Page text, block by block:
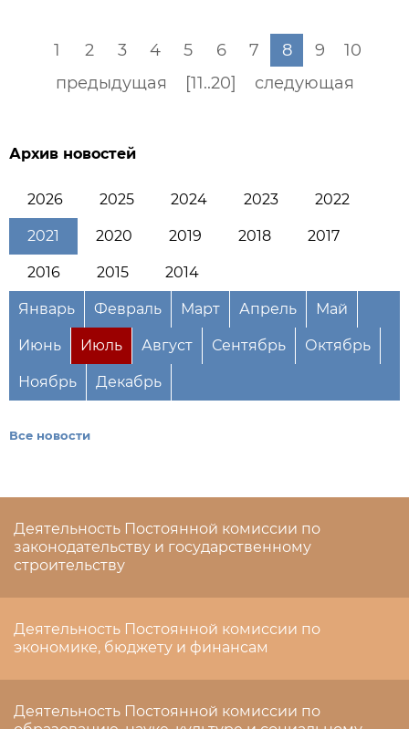
предыдущая
1 2 3 4 5 6 7 8 9
10
[11..20]
следующая
Архив новостей
2026 2025 2024 2023 2022
2021 2020 2019 2018 2017
2016 2015 2014
Январь Февраль Март Апрель Май
Июнь Июль Август Сентябрь Октябрь
Ноябрь Декабрь
Все новости
Деятельность Постоянной комиссии по
законодательству и государственному
строительству
Деятельность Постоянной комиссии по
экономике, бюджету и финансам
Деятельность Постоянной комиссии по